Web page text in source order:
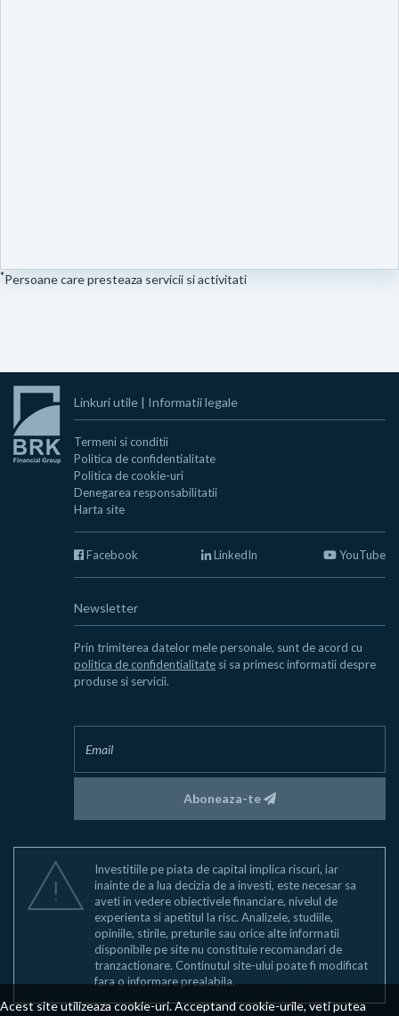
*Persoane care presteaza servicii si activitati
Linkuri utile | Informatii legale
Termeni si conditii
Politica de confidentialitate
Politica de cookie-uri
Denegarea responsabilitatii
Harta site
Facebook LinkedIn YouTube
Newsletter
Prin trimiterea datelor mele personale, sunt de acord cu
politica de confidentialitate si sa primesc informatii despre
produse si servicii.
Aboneaza-te
Investitiile pe piata de capital implica riscuri, iar
inainte de a lua decizia de a investi, este necesar sa
aveti in vedere obiectivele financiare, nivelul de
experienta si apetitul la risc. Analizele, studiile,
opiniile, stirile, preturile sau orice alte informatii
disponibile pe site nu constituie recomandari de
tranzactionare. Continutul site-ului poate fi modificat
fara o informare prealabila.
Acest site utilizeaza cookie-uri. Acceptand cookie-urile, veti putea